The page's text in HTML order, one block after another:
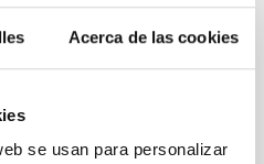
Acerca de las cookies
se usan para personalizar
verificado)on Jue,
la noticia del fallecimiento del